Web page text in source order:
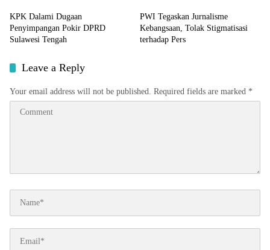
KPK Dalami Dugaan
Penyimpangan Pokir DPRD
Sulawesi Tengah
PWI Tegaskan Jurnalisme
Kebangsaan, Tolak Stigmatisasi
terhadap Pers
Leave a Reply
Your email address will not be published. Required fields are marked *